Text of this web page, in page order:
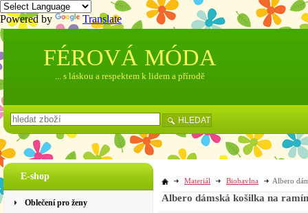
Powered by Translate
E-shop
Oblečení pro ženy
Materiál Biobavlna Albero
Albero dámská košilka na
FÉROVÁ MÓDA
... s láskou a respektem k lidem a přírodě
HLEDAT